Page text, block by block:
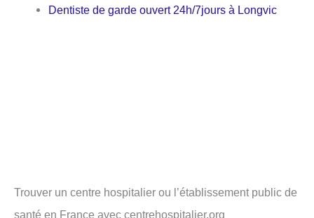
Dentiste de garde ouvert 24h/7jours à Longvic
Trouver un centre hospitalier ou l’établissement public de
santé en France avec centrehospitalier.org